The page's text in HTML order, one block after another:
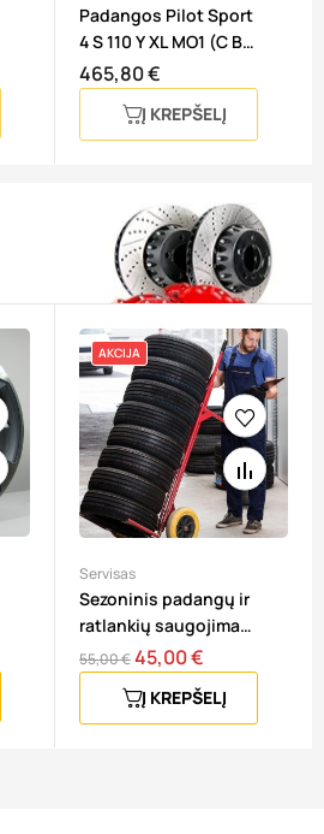
Padangos Pilot Sport
4 S 110 Y XL MO1 (C B
B...
Kaina
465,80 €
Į KREPŠELĮ
AKCIJA
Servisas
Sezoninis padangų ir
ratlankių saugojimas
4 vnt.
Bazinė
kaina
55,00 €Kaina
45,00 €
Į KREPŠELĮ